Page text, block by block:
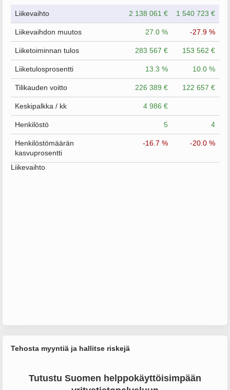
Liikevaihto 2 138 061 € 1 540 723 €
Liikevaihdon muutos 27.0 % -27.9 %
Liiketoiminnan tulos 283 567 € 153 562 €
Liiketulosprosentti 13.3 % 10.0 %
Tilikauden voitto 226 389 € 122 657 €
Keskipalkka / kk 4 986 €
Henkilöstö 5 4
Henkilöstömäärän
kasvuprosentti
-16.7 % -20.0 %
Liikevaihto
Tehosta myyntiä ja hallitse riskejä
Tutustu Suomen helppokäyttöisimpään